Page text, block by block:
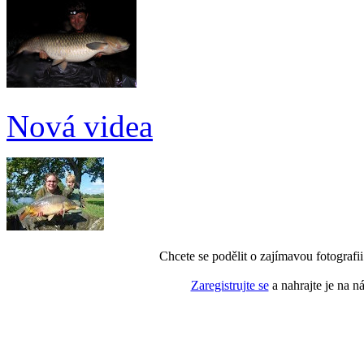
Nová videa
Chcete se podělit o zajímavou
Zaregistrujte sea nahrajte je na